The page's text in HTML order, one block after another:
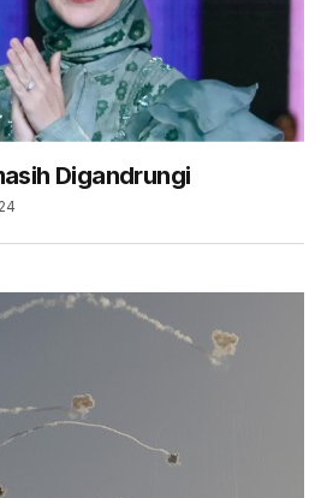
Digandrungi